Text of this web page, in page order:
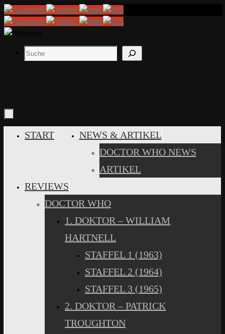
Zum
Inhalt
springen
Suchen
INHALT
START
NEWS & ARTIKEL
DOCTOR WHO NEWS
ARTIKEL
REVIEWS
DOCTOR WHO
1. DOKTOR – WILLIAM
HARTNELL
STAFFEL 1 (1963)
STAFFEL 2 (1964)
STAFFEL 3 (1965)
2. DOKTOR – PATRICK
TROUGHTON